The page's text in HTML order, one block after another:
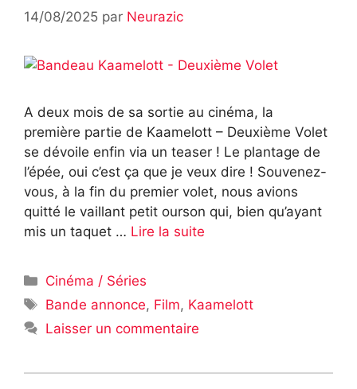
14/08/2025 par Neurazic
A deux mois de sa sortie au cinéma, la
première partie de Kaamelott – Deuxième Volet
se dévoile enfin via un teaser ! Le plantage de
l’épée, oui c’est ça que je veux dire ! Souvenez-
vous, à la fin du premier volet, nous avions
quitté le vaillant petit ourson qui, bien qu’ayant
mis un taquet … Lire la suite
Catégories
Cinéma / Séries
Étiquettes
Bande annonce, Film, Kaamelott
Laisser un commentaire